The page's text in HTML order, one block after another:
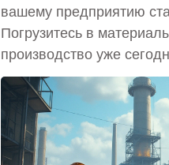
вашему предприятию
Погрузитесь в
производство уже